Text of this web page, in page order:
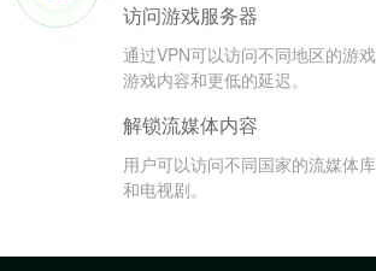
访问游戏服务器
通过VPN可以访问不同地区的游
游戏内容和更低的延迟。
解锁流媒体内容
用户可以访问不同国家的流媒体
和电视剧。